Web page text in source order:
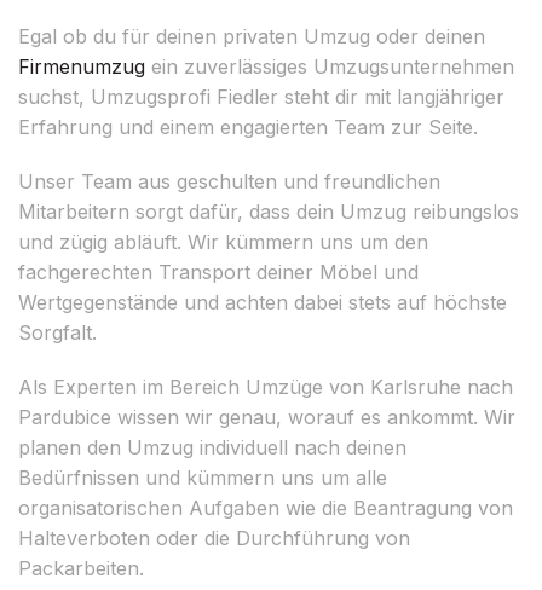
Egal ob du für deinen privaten Umzug oder deinen
Firmenumzug ein zuverlässiges Umzugsunternehmen
suchst, Umzugsprofi Fiedler steht dir mit langjähriger
Erfahrung und einem engagierten Team zur Seite.
Unser Team aus geschulten und freundlichen
Mitarbeitern sorgt dafür, dass dein Umzug reibungslos
und zügig abläuft. Wir kümmern uns um den
fachgerechten Transport deiner Möbel und
Wertgegenstände und achten dabei stets auf höchste
Sorgfalt.
Als Experten im Bereich Umzüge von Karlsruhe nach
Pardubice wissen wir genau, worauf es ankommt. Wir
planen den Umzug individuell nach deinen
Bedürfnissen und kümmern uns um alle
organisatorischen Aufgaben wie die Beantragung von
Halteverboten oder die Durchführung von
Packarbeiten.